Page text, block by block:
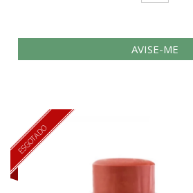
AVISE-ME
ESGOTADO